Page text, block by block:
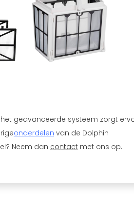
geavanceerde systeem zorgt
onderdelen van de Dolphin
Neem dan contact met ons op.